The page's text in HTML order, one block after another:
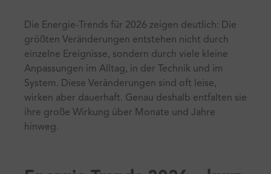
Die Energie-Trends für 2026 zeigen deutlich: Die
größten Veränderungen entstehen nicht durch
einzelne Ereignisse, sondern durch viele kleine
Anpassungen im Alltag, in der Technik und im
System. Diese Veränderungen sind oft leise,
wirken aber dauerhaft. Genau deshalb entfalten sie
ihre große Wirkung über Monate und Jahre
hinweg.